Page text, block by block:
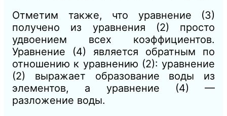
Отметим также, что уравнение (3)
получено из уравнения (2) просто
удвоением всех коэффициентов.
Уравнение (4) является обратным по
отношению к уравнению (2): уравнение
(2) выражает образование воды из
элементов, а уравнение (4) —
разложение воды.